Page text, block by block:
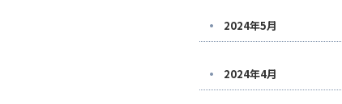
2024年5月
2024年4月